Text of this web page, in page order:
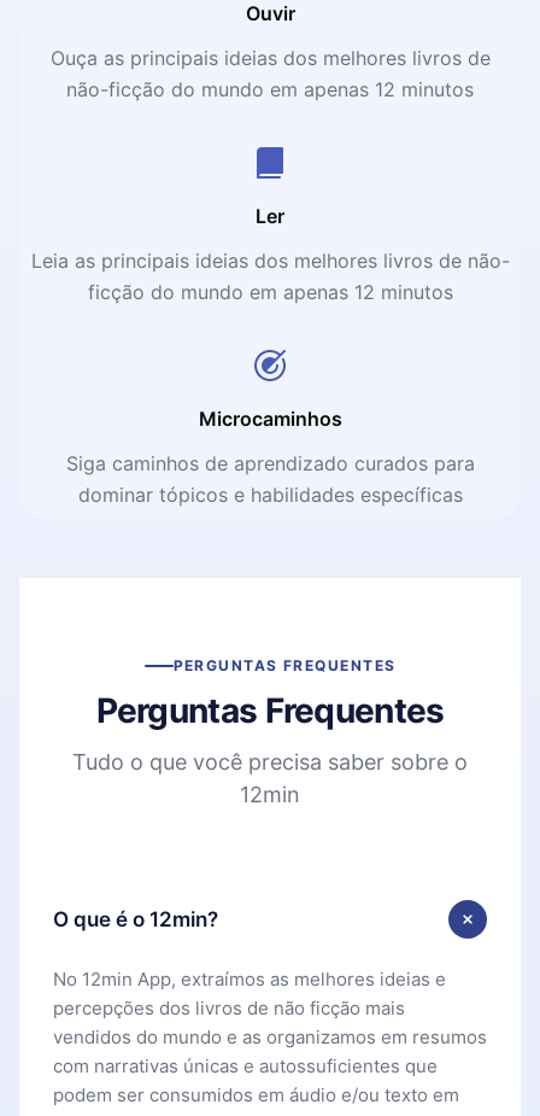
Ouvir
Ouça as principais ideias dos melhores livros de
não-ficção do mundo em apenas 12 minutos
Ler
Leia as principais ideias dos melhores livros de não-
ficção do mundo em apenas 12 minutos
Microcaminhos
Siga caminhos de aprendizado curados para
dominar tópicos e habilidades específicas
PERGUNTAS FREQUENTES
Perguntas Frequentes
Tudo o que você precisa saber sobre o
12min
O que é o 12min?
No 12min App, extraímos as melhores ideias e
percepções dos livros de não ficção mais
vendidos do mundo e as organizamos em resumos
com narrativas únicas e autossuficientes que
podem ser consumidos em áudio e/ou texto em